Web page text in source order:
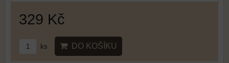
329 Kč
ks DO KOŠÍKU